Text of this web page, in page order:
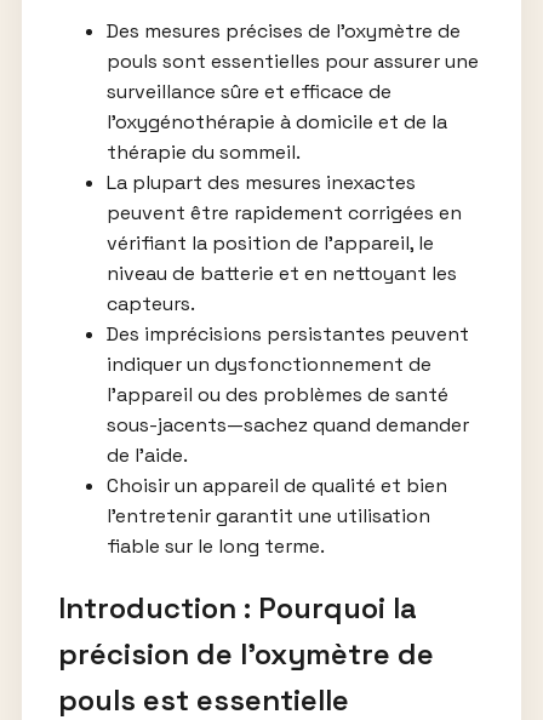
Des mesures précises de l’oxymètre de
pouls sont essentielles pour assurer une
surveillance sûre et efficace de
l’oxygénothérapie à domicile et de la
thérapie du sommeil.
La plupart des mesures inexactes
peuvent être rapidement corrigées en
vérifiant la position de l’appareil, le
niveau de batterie et en nettoyant les
capteurs.
Des imprécisions persistantes peuvent
indiquer un dysfonctionnement de
l’appareil ou des problèmes de santé
sous-jacents—sachez quand demander
de l’aide.
Choisir un appareil de qualité et bien
l’entretenir garantit une utilisation
fiable sur le long terme.
Introduction : Pourquoi la
précision de l’oxymètre de
pouls est essentielle